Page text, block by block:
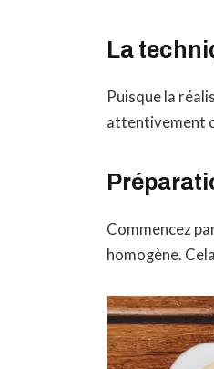
La
Puisque la
attentivement
Commencez
homogène.